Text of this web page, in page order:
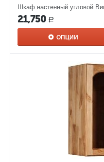
Шкаф настенный угловой
21,750 Р
ОПЦИИ